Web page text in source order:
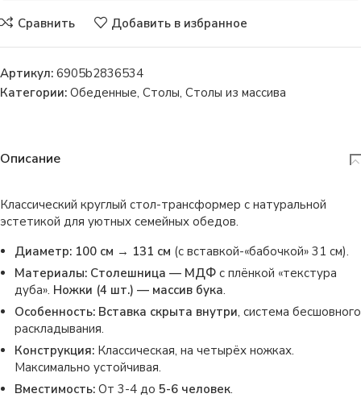
Сравнить Добавить в избранное
Артикул: 6905b2836534
Категории: Обеденные, Столы, Столы из массива
Описание
Классический круглый стол-трансформер с натуральной
эстетикой для уютных семейных обедов.
Диаметр: 100 см → 131 см (с вставкой-«бабочкой» 31 см).
Материалы: Столешница — МДФ с плёнкой «текстура
дуба». Ножки (4 шт.) — массив бука.
Особенность: Вставка скрыта внутри, система бесшовного
раскладывания.
Конструкция: Классическая, на четырёх ножках.
Максимально устойчивая.
Вместимость: От 3-4 до 5-6 человек.